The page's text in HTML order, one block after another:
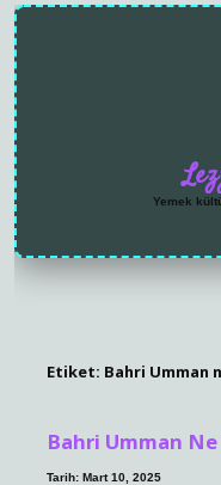
Yemek
Etiket: Bahri Umman
Bahri Umman Ne
Tarih: Mart 10, 2025